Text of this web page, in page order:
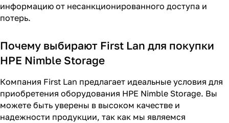
информацию от несанкционированного доступа и
потерь.
Почему выбирают First Lan для покупки
HPE Nimble Storage
Компания First Lan предлагает идеальные условия для
приобретения оборудования HPE Nimble Storage. Вы
можете быть уверены в высоком качестве и
надежности продукции, так как мы являемся